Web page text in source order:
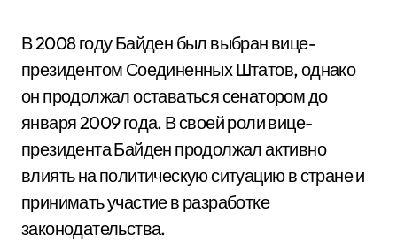
В 2008 году Байден был выбран вице-
президентом Соединенных Штатов, однако
он продолжал оставаться сенатором до
января 2009 года. В своей роли вице-
президента Байден продолжал активно
влиять на политическую ситуацию в стране и
принимать участие в разработке
законодательства.